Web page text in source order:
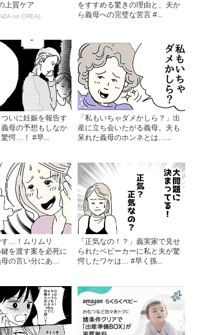
上質ケア
on CREA)
をすすめる驚きの理由と、夫か
ら義母への完璧な苦言 #...
いに妊娠を報告す
母の予想もしなか
愕…！ #早...
「私もいちゃダメかしら？」出
産に立ち会いたがる義母。夫も
呆れた義母のホンネとは…...
す…！ムリムリ
鍵を渡す案を必死に
の言い分にあ
「正気なの！？」義実家で見せ
られたベビーカーに私と夫が驚
愕したワケは… #早く孫...